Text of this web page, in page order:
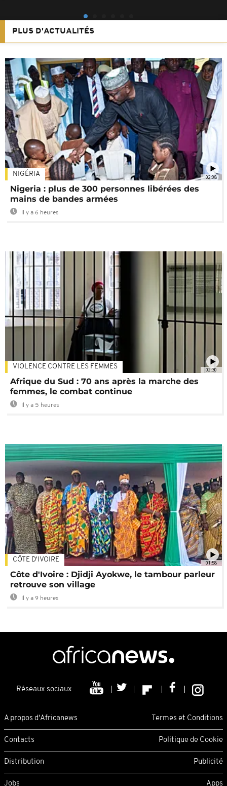
PLUS D'ACTUALITÉS
02:08
NIGÉRIA
Nigeria : plus de 300 personnes libérées des
mains de bandes armées
Il y a 6 heures
02:30
VIOLENCE CONTRE LES FEMMES
Afrique du Sud : 70 ans après la marche des
femmes, le combat continue
Il y a 5 heures
01:58
CÔTE D'IVOIRE
Côte d'Ivoire : Djidji Ayokwe, le tambour parleur
retrouve son village
Il y a 9 heures
Réseaux sociaux
A propos d'Africanews Termes et Conditions
Contacts Politique de Cookie
Distribution Publicité
Jobs Apps